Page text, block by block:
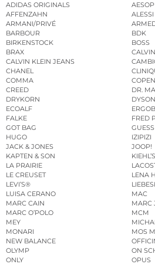
ADIDAS ORIGINALS
AESOP
AFFENZAHN
ALESSI
ARMANI/PRIVÉ
BARBOUR
BDK
BIRKENSTOCK
BOSS
BRAX
CALVIN KLEIN JEANS
CHANEL
COMMA
CREED
DR.
DRYKORN
DYSON
ECOALF
FALKE
FRED
GOT BAG
GUESS
HUGO
IZIPIZI
JACK & JONES
JOOP!
KAPTEN & SON
KIEHL’S
LA PRAIRIE
LE CREUSET
LENA
LEVI’S®
LUISA CERANO
MAC
MARC CAIN
MARC
MARC O’POLO
MCM
MEY
MONARI
MOS
NEW BALANCE
OLYMP
ON
ONLY
OPUS